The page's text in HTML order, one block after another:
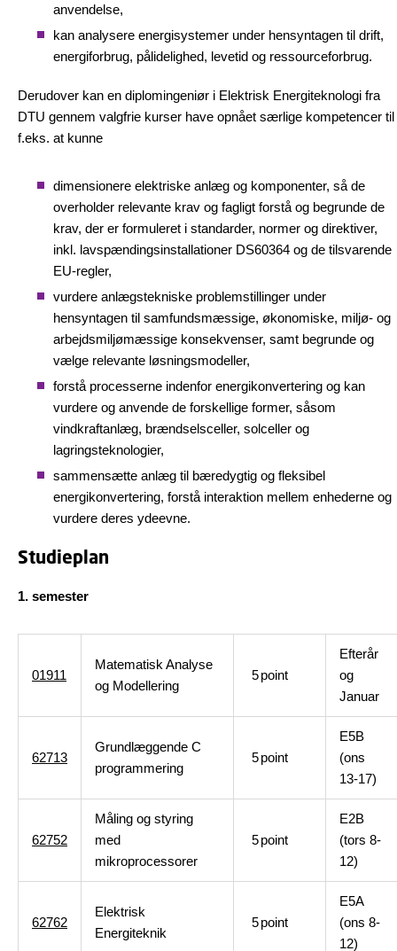
anvendelse,
kan analysere energisystemer under hensyntagen til drift,
energiforbrug, pålidelighed, levetid og ressourceforbrug.
Derudover kan en diplomingeniør i Elektrisk Energiteknologi fra
DTU gennem valgfrie kurser have opnået særlige kompetencer til
f.eks. at kunne
dimensionere elektriske anlæg og komponenter, så de
overholder relevante krav og fagligt forstå og begrunde de
krav, der er formuleret i standarder, normer og direktiver,
inkl. lavspændingsinstallationer DS60364 og de tilsvarende
EU-regler,
vurdere anlægstekniske problemstillinger under
hensyntagen til samfundsmæssige, økonomiske, miljø- og
arbejdsmiljømæssige konsekvenser, samt begrunde og
vælge relevante løsningsmodeller,
forstå processerne indenfor energikonvertering og kan
vurdere og anvende de forskellige former, såsom
vindkraftanlæg, brændselsceller, solceller og
lagringsteknologier,
sammensætte anlæg til bæredygtig og fleksibel
energikonvertering, forstå interaktion mellem enhederne og
vurdere deres ydeevne.
Studieplan
1. semester
01911
Matematisk Analyse
og Modellering
5point
Efterår
og
Januar
62713
Grundlæggende C
programmering
5point
E5B
(ons
13-17)
62752
Måling og styring
med
mikroprocessorer
5point
E2B
(tors 8-
12)
62762
Elektrisk
Energiteknik
5point
E5A
(ons 8-
12)